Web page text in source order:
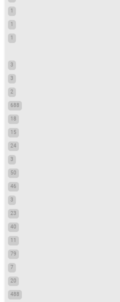
1
1
1
3
3
2
688
18
15
24
3
50
46
3
23
40
11
79
7
20
488